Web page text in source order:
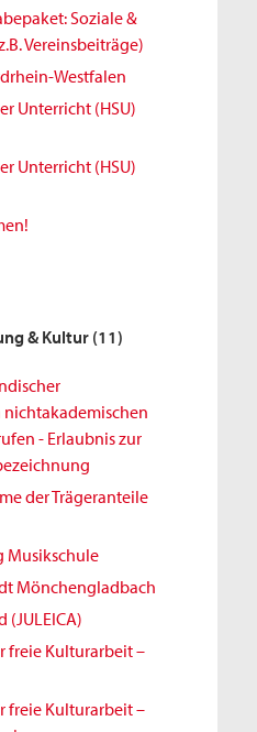
Soziale &
Vereinsbeiträge)
Westfalen
Unterricht (HSU)
Unterricht (HSU)
& Kultur (11)
- Erlaubnis zur
der Trägeranteile
Musikschule
Mönchengladbach
freie Kulturarbeit –
freie Kulturarbeit –